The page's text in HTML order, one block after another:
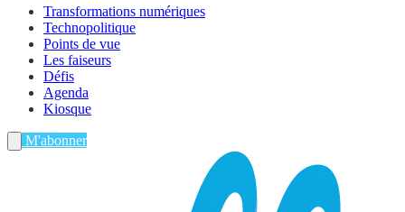
Transformations numériques
Technopolitique
Points de vue
Les faiseurs
Défis
Agenda
Kiosque
M'abonner